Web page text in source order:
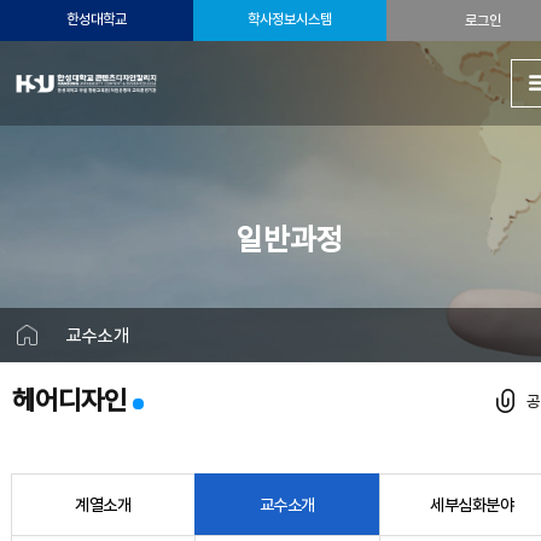
한성대학교 학사정보시스템 로그인
일반과정
교수소개
헤어디자인
계열소개 교수소개 세부심화분야